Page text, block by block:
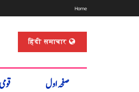
Home
हिंदी समाचार
صفحہ اول